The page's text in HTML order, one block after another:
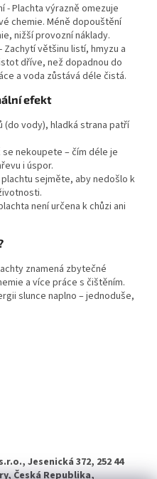
- Plachta výrazně omezuje
chemie. Méně dopouštění
nižší provozní náklady.
většinu listí, hmyzu a
dříve, než dopadnou do
a voda zůstává déle čistá.
efekt
(do vody), hladká strana patří
nekoupete – čím déle je
i úspor.
sejměte, aby nedošlo k
není určena k chůzi ani
znamená zbytečné
a více práce s čištěním.
slunce naplno – jednoduše,
Jesenická 372, 252 44
Česká Republika,